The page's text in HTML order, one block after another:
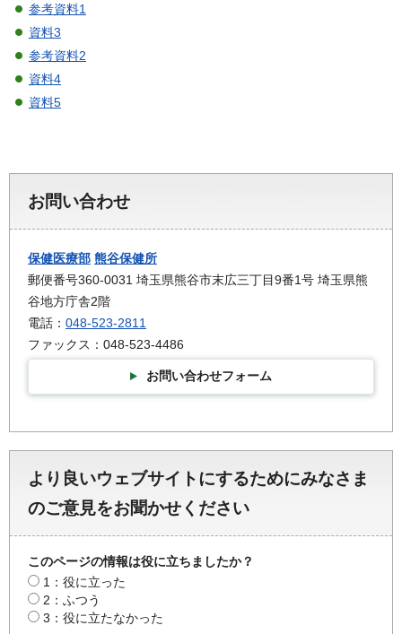
参考資料1
資料3
参考資料2
資料4
資料5
お問い合わせ
保健医療部 熊谷保健所
郵便番号360-0031 埼玉県熊谷市末広三丁目9番1号 埼玉県熊
谷地方庁舎2階
電話： 048-523-2811
ファックス：048-523-4486
お問い合わせフォーム
より良いウェブサイトにするためにみなさま
のご意見をお聞かせください
このページの情報は役に立ちましたか？
1：役に立った
2：ふつう
3：役に立たなかった